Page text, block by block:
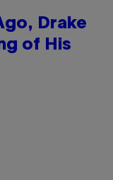
Drake
of His